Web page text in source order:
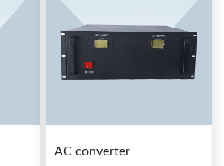
AC converter